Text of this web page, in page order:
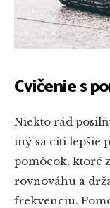
Cvičenie s
Niekto rád
iný sa cíti lepšie
pomôcok, ktoré
rovnováhu a
frekvenciu.